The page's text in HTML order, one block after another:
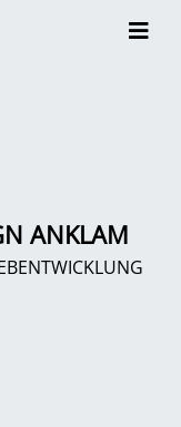
ANKLAM